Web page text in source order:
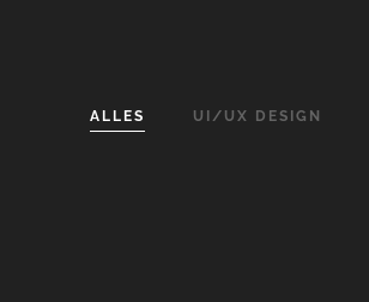
ALLES UI/UX DESIGN